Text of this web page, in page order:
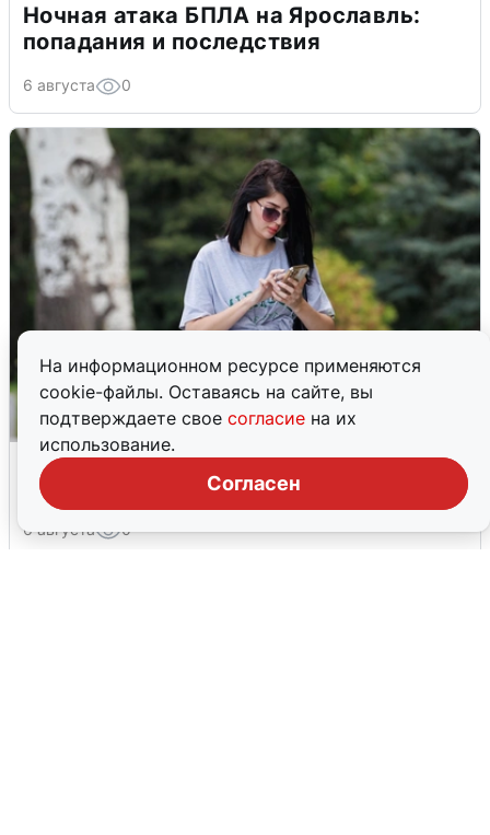
На информационном ресурсе применяются
cookie-файлы. Оставаясь на сайте, вы
подтверждаете свое согласие на их
использование.
Согласен
Ночная атака БПЛА на Ярославль:
попадания и последствия
6 августа 0
Волгоградцы остались без
мобильного интернета
6 августа 0